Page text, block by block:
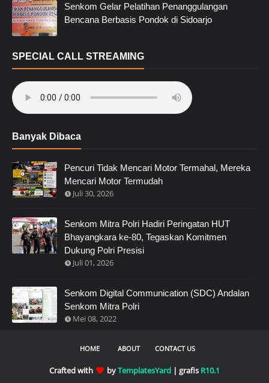
Senkom Gelar Pelatihan Penanggulangan
Bencana Berbasis Pondok di Sidoarjo
SPECIAL CALL STREAMING
Banyak Dibaca
Pencuri Tidak Mencari Motor Termahal, Mereka
Mencari Motor Termudah
Juli 30, 2026
Senkom Mitra Polri Hadiri Peringatan HUT
Bhayangkara ke-80, Tegaskan Komitmen
Dukung Polri Presisi
Juli 01, 2026
Senkom Digital Communication (SDC) Andalan
Senkom Mitra Polri
Mei 08, 2022
HOME ABOUT CONTACT US
Crafted with byTemplatesYard | grafis R10.1